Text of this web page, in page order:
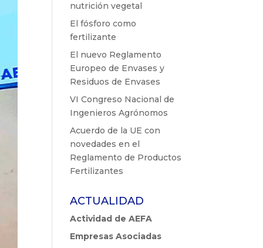
nutrición vegetal
El fósforo como
fertilizante
El nuevo Reglamento
Europeo de Envases y
Residuos de Envases
VI Congreso Nacional de
Ingenieros Agrónomos
Acuerdo de la UE con
novedades en el
Reglamento de Productos
Fertilizantes
ACTUALIDAD
Actividad de AEFA
Empresas Asociadas